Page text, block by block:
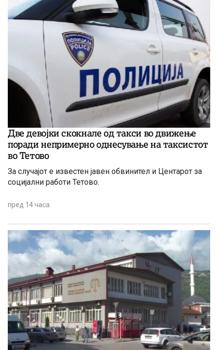
Две девојки скокнале од такси во движење
поради непримерно однесување на таксистот
во Тетово
За случајот е известен јавен обвинител и Центарот за
социјални работи Тетово.
пред 14 часа